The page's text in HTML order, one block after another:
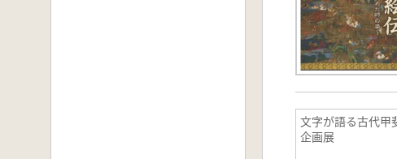
文字が語る古代甲
企画展